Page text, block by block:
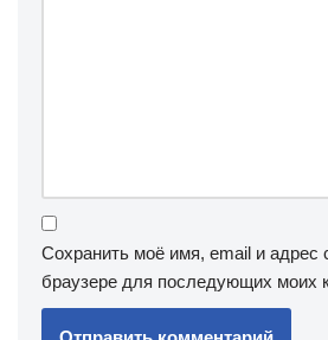
Сохранить моё имя, email и адрес
браузере для последующих моих